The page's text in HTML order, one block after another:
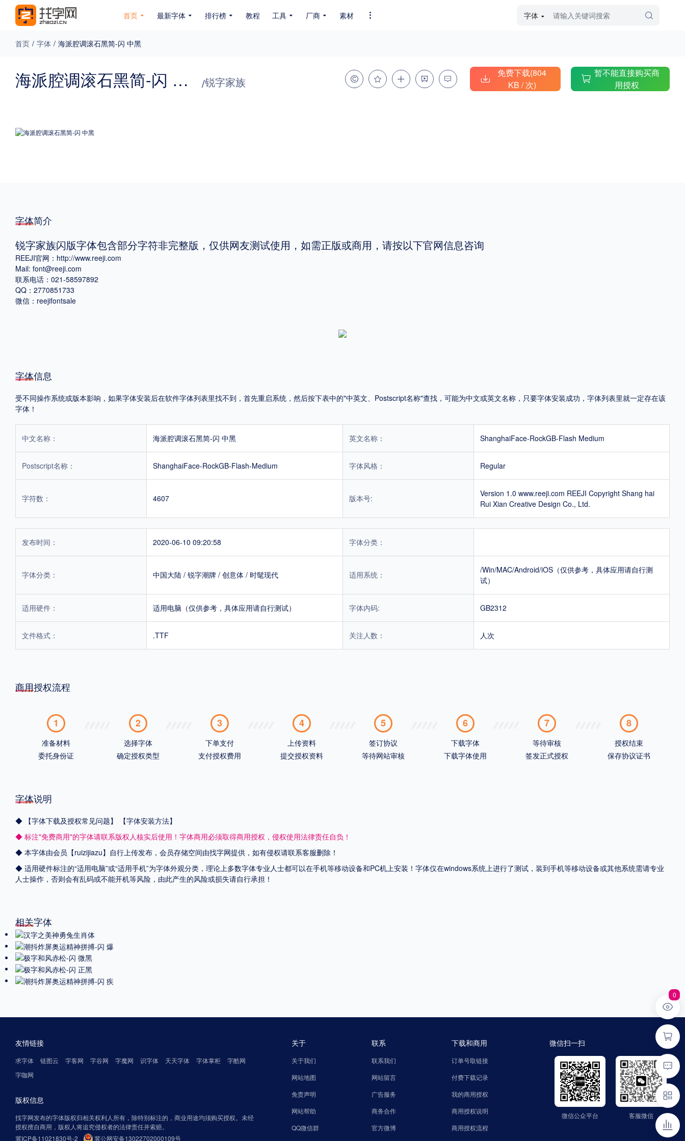
首页 最新字体
免费下载 收费下载 免费商用 无下载 GB2312 GB18030 BIG5 SHIFT-JIS 硬笔手写 毛笔飞白 粉笔勾绘 个性书体
格式
.TTF .OTF
平台 地区
”，商业用途也需购买商用授权！不能在线购买的请联系版权方，联系不到版权方不要商用，有侵权风险！
排行榜 教程 工具 厂商 素材 字体
首页 / 字体 / 海派腔调滚石黑简-闪 中黑
海派腔调滚石黑简-闪 中黑 /锐字家族
免费下载(804
KB /次)
暂不能直接购买商
用授权
字体简介
锐字家族闪版字体包含部分字符非完整版，仅供网友测试使用，如需正版或商用，请按以下官网信息咨询
REEJI官网：http://www.reeji.com
Mail: font@reeji.com
联系电话：021-58597892
QQ：2770851733
微信：reejifontsale
字体信息
受不同操作系统或版本影响，如果字体安装后在软件字体列表里找不到，首先重启系统，然后按下表中的"中英文、Postscript名称"查找，可能为中文或英文名称，只要字体安装成功，字体列表里就一定存在该
字体！
中文名称： 海派腔调滚石黑简-闪 中黑 英文名称： ShanghaiFace-RockGB-Flash Medium
Postscript名称： ShanghaiFace-RockGB-Flash-Medium 字体风格： Regular
字符数： 4607 版本号:
Version 1.0 www.reeji.com REEJI Copyright Shang hai
Rui Xian Creative Design Co., Ltd.
发布时间： 2020-06-10 09:20:58 字体分类：
字体分类： 中国大陆 / 锐字潮牌 / 创意体 / 时髦现代 适用系统：
/Win/MAC/Android/iOS（仅供参考，具体应用请自行测
试）
适用硬件： 适用电脑（仅供参考，具体应用请自行测试） 字体内码: GB2312
文件格式： .TTF 关注人数： 人次
商用授权流程
1
准备材料
委托身份证
2
选择字体
确定授权类型
3
下单支付
支付授权费用
4
上传资料
提交授权资料
5
签订协议
等待网站审核
6
下载字体
下载字体使用
7
等待审核
签发正式授权
8
授权结束
保存协议证书
字体说明
◆ 【字体下载及授权常见问题】
【字体安装方法】
◆ 标注"免费商用"的字体请联系版权人核实后使用！字体商用必须取得商用授权，侵权使用法律责任自负！
◆ 本字体由会员【ruizijiazu】自行上传发布，会员存储空间由找字网提供，如有侵权请联系客服删除！
◆ 适用硬件标注的“适用电脑”或“适用手机”为字体外观分类，理论上多数字体专业人士都可以在手机等移动设备和PC机上安装！字体仅在windows系统上进行了测试，装到手机等移动设备或其他系统需请专业
人士操作，否则会有乱码或不能开机等风险，由此产生的风险或损失请自行承担！
相关字体
友情链接
求字体 链图云 字客网 字谷网 字魔网 识字体 天天字体 字体掌柜
字酷网
字咖网
版权信息
找字网发布的字体版权归相关权利人所有，除特别标注的，商业用途均须购买授权。未经
授权擅自商用，版权人将追究侵权者的法律责任并索赔。
冀ICP备11021830号-2
冀公网安备13022702000109号
关于
关于我们
网站地图
免责声明
网站帮助
QQ微信群
联系
联系我们
网站留言
广告服务
商务合作
官方微博
下载和商用
订单号取链接
付费下载记录
我的商用授权
商用授权说明
商用授权流程
微信扫一扫
微信公众平台 客服微信
0
微信公众平台
公众号：zhaozinet
客服微信
微信号：FindText